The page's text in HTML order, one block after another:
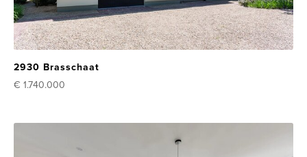
2930 Brasschaat
€ 1.740.000